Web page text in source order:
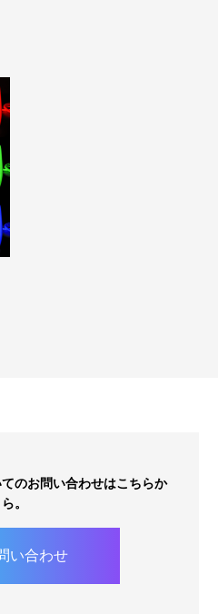
のお問い合わせはこちらか
ら。
い合わせ